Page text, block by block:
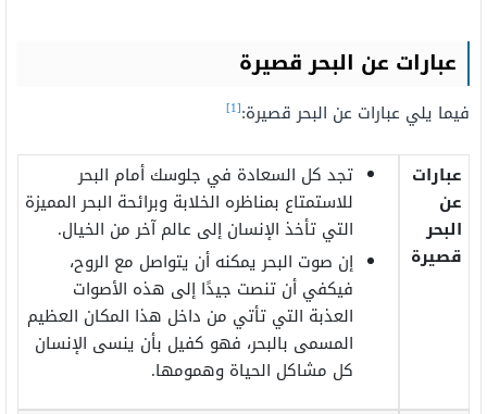
عبارات عن البحر قصيرة
فيما يلي عبارات عن البحر قصيرة:[1]
عبارات
عن
البحر
قصيرة
تجد كل السعادة في جلوسك أمام البحر
للاستمتاع بمناظره الخلابة وبرائحة البحر المميزة
التي تأخذ الإنسان إلى عالم آخر من الخيال.
إن صوت البحر يمكنه أن يتواصل مع الروح،
فيكفي أن تنصت جيدًا إلى هذه الأصوات
العذبة التي تأتي من داخل هذا المكان العظيم
المسمى بالبحر، فهو كفيل بأن ينسى الإنسان
كل مشاكل الحياة وهمومها.